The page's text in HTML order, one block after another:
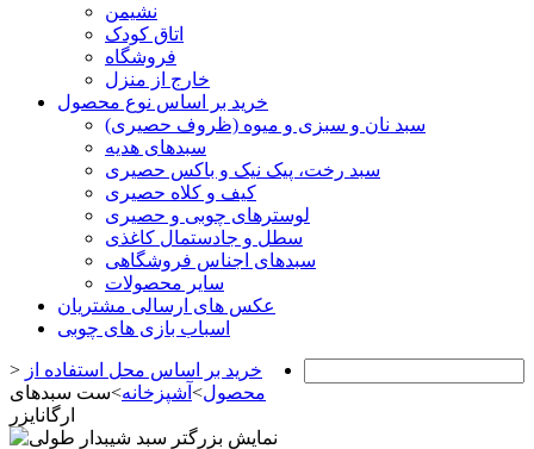
نشیمن
اتاق کودک
فروشگاه
خارج از منزل
خرید بر اساس نوع محصول
سبد نان و سبزی و میوه (ظروف حصیری)
سبدهای هدیه
سبد رخت، پیک نیک و باکس حصیری
کیف و کلاه حصیری
لوسترهای چوبی و حصیری
سطل و جادستمال کاغذی
سبدهای اجناس فروشگاهی
سایر محصولات
عکس های ارسالی مشتریان
اسباب بازی های چوبی
> خرید بر اساس محل استفاده از
محصول> آشپزخانه>ست سبدهای
ارگانایزر
نمایش بزرگتر